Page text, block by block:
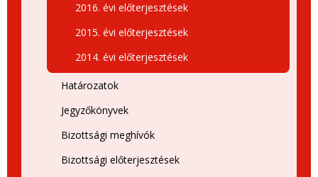
2016. évi előterjesztések
2015. évi előterjesztések
2014. évi előterjesztések
Határozatok
Jegyzőkönyvek
Bizottsági meghívók
Bizottsági előterjesztések